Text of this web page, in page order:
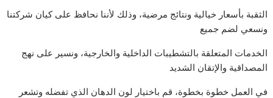
الثقبة بأسعار خيالية ونتائج مرضية، وذلك لأننا نحافظ على كيان شركتنا
ونسعي لضم جميع
الخدمات المتعلقة بالتشطيبات الداخلية والخارجية، ونسير على نهج
المصداقية والإتقان الشديد
في العمل خطوة بخطوة، قم باختيار لون الدهان الذي تفضله وتشعر